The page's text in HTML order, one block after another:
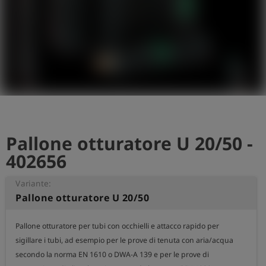
Pallone otturatore U 20/50 -
402656
Variante:
Pallone otturatore U 20/50
Pallone otturatore per tubi con occhielli e attacco rapido per
sigillare i tubi, ad esempio per le prove di tenuta con aria/acqua
secondo la norma EN 1610 o DWA-A 139 e per le prove di